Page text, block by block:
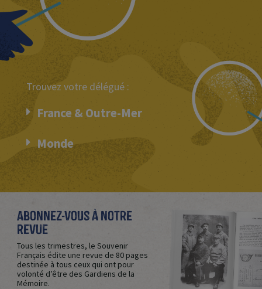
Trouvez votre délégué :
France & Outre-Mer
Monde
Abonnez-vous à notre
revue
Tous les trimestres, le Souvenir
Français édite une revue de 80 pages
destinée à tous ceux qui ont pour
volonté d’être des Gardiens de la
Mémoire.